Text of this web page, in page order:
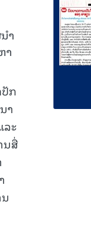
າ
າ
ກ
າ
ະ
ນສື່